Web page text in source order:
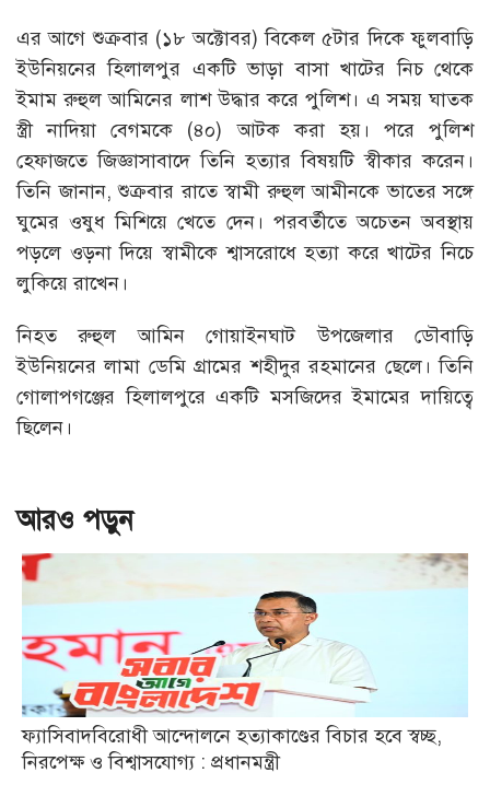
এর আগে শুক্রবার (১৮ অক্টোবর) বিকেল ৫টার দিকে ফুলবাড়ি
ইউনিয়নের হিলালপুর একটি ভাড়া বাসা খাটের নিচ থেকে
ইমাম রুহুল আমিনের লাশ উদ্ধার করে পুলিশ। এ সময় ঘাতক
স্ত্রী নাদিয়া বেগমকে (৪০) আটক করা হয়। পরে পুলিশ
হেফাজতে জিজ্ঞাসাবাদে তিনি হত্যার বিষয়টি স্বীকার করেন।
তিনি জানান, শুক্রবার রাতে স্বামী রুহুল আমীনকে ভাতের সঙ্গে
ঘুমের ওষুধ মিশিয়ে খেতে দেন। পরবর্তীতে অচেতন অবস্থায়
পড়লে ওড়না দিয়ে স্বামীকে শ্বাসরোধে হত্যা করে খাটের নিচে
লুকিয়ে রাখেন।
নিহত রুহুল আমিন গোয়াইনঘাট উপজেলার ডৌবাড়ি
ইউনিয়নের লামা ডেমি গ্রামের শহীদুর রহমানের ছেলে। তিনি
গোলাপগঞ্জের হিলালপুরে একটি মসজিদের ইমামের দায়িত্বে
ছিলেন।
আরও পড়ুন
ফ্যাসিবাদবিরোধী আন্দোলনে হত্যাকাণ্ডের বিচার হবে স্বচ্ছ,
নিরপেক্ষ ও বিশ্বাসযোগ্য : প্রধানমন্ত্রী